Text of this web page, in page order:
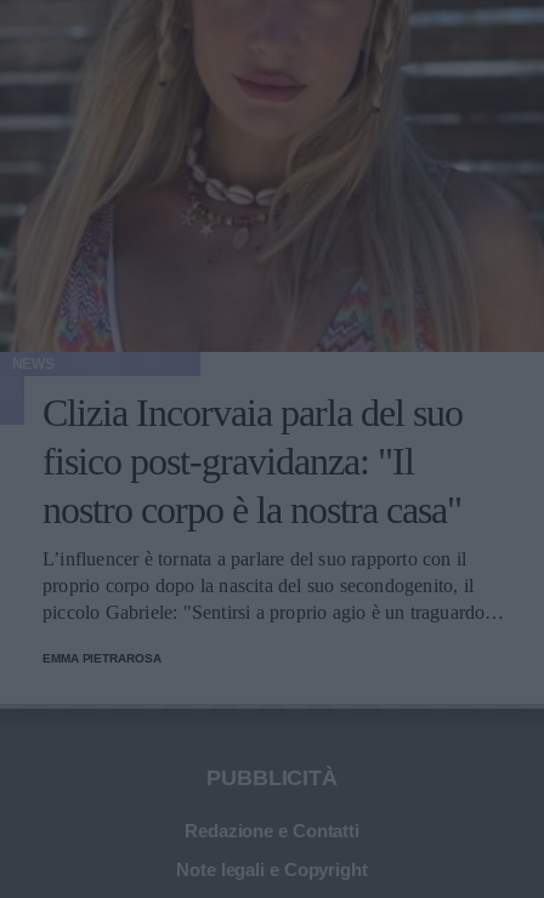
Clizia Incorvaia parla del suo
fisico post-gravidanza: "Il
nostro corpo è la nostra casa"
L’influencer è tornata a parlare del suo rapporto con il
proprio corpo dopo la nascita del suo secondogenito, il
piccolo Gabriele: "Sentirsi a proprio agio è un traguardo
EMMA PIETRAROSA
PUBBLICITÀ
Redazione e Contatti
Note legali e Copyright